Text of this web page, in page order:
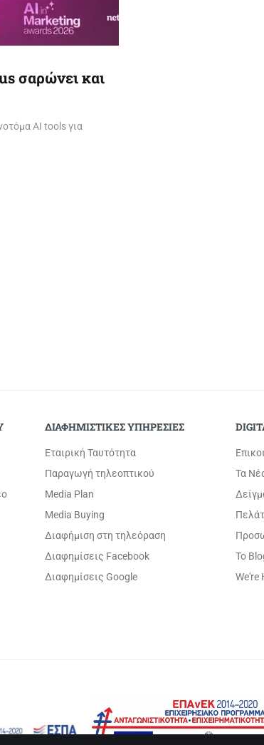
σαρώνει και
AI tools για
ΔΙΑΦΗΜΙΣΤΙΚΕΣ ΥΠΗΡΕΣΙΕΣ
Εταιρική Ταυτότητα
Παραγωγή τηλεοπτικού
Media Plan
Media Buying
Διαφήμιση στη τηλεόραση
Διαφημίσεις Facebook
Διαφημίσεις Google
Τα
Το
We're